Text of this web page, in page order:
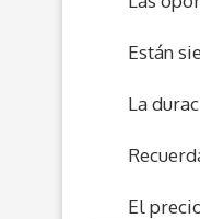
Están
La
El